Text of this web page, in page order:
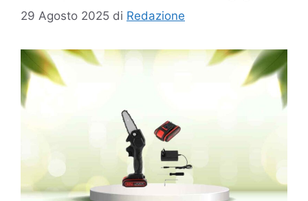
29 Agosto 2025 di Redazione